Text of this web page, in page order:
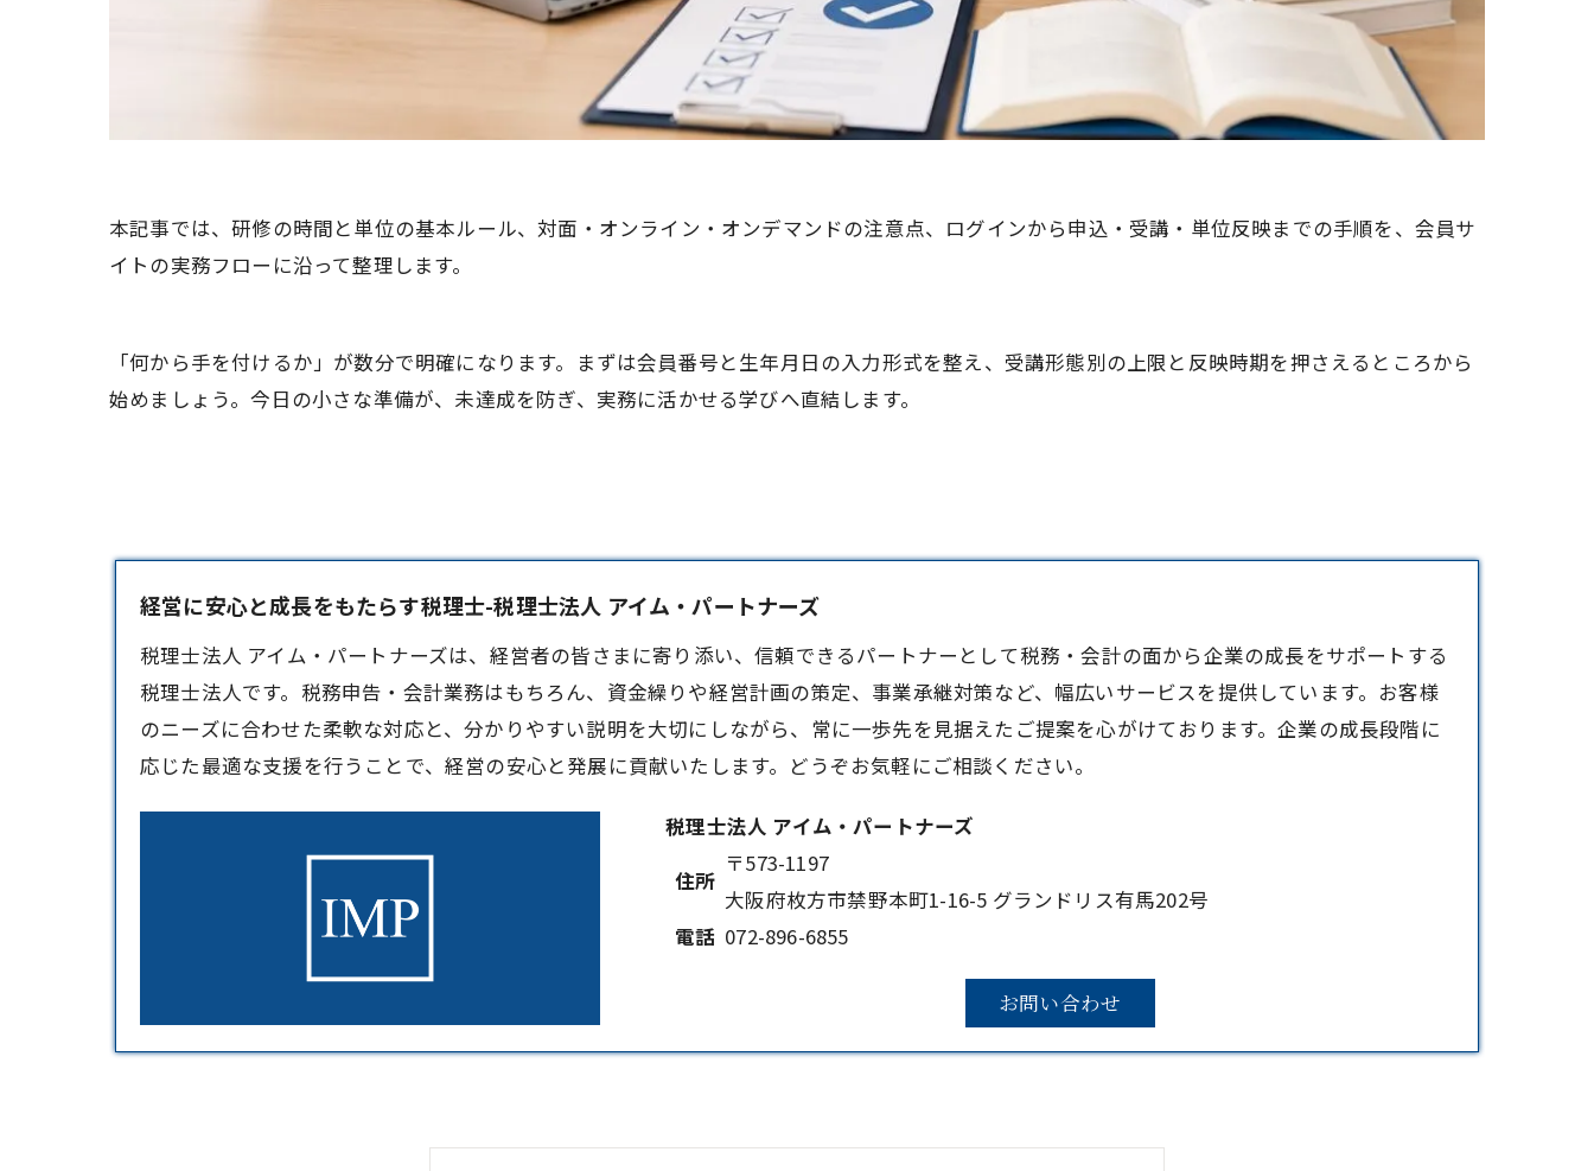
本記事では、研修の時間と単位の基本ルール、対面・オンライン・オンデマンドの注意点、ログインから申込・受講・単位反映までの手順を、会員サ
イトの実務フローに沿って整理します。
「何から手を付けるか」が数分で明確になります。まずは会員番号と生年月日の入力形式を整え、受講形態別の上限と反映時期を押さえるところから
始めましょう。今日の小さな準備が、未達成を防ぎ、実務に活かせる学びへ直結します。
経営に安心と成長をもたらす税理士-税理士法人 アイム・パートナーズ
税理士法人 アイム・パートナーズは、経営者の皆さまに寄り添い、信頼できるパートナーとして税務・会計の面から企業の成長をサポートする
税理士法人です。税務申告・会計業務はもちろん、資金繰りや経営計画の策定、事業承継対策など、幅広いサービスを提供しています。お客様
のニーズに合わせた柔軟な対応と、分かりやすい説明を大切にしながら、常に一歩先を見据えたご提案を心がけております。企業の成長段階に
応じた最適な支援を行うことで、経営の安心と発展に貢献いたします。どうぞお気軽にご相談ください。
税理士法人 アイム・パートナーズ
住所
〒573-1197
大阪府枚方市禁野本町1-16-5 グランドリス有馬202号
電話 072-896-6855
お問い合わせ